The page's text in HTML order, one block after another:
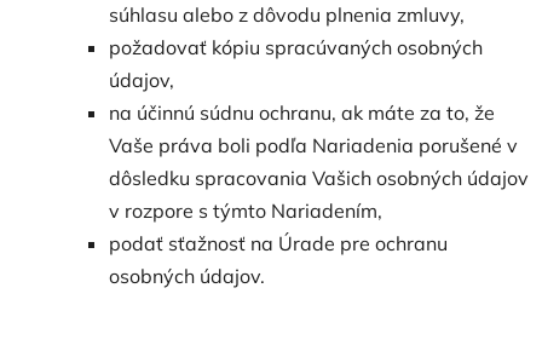
súhlasu alebo z dôvodu plnenia zmluvy,
požadovať kópiu spracúvaných osobných
údajov,
na účinnú súdnu ochranu, ak máte za to, že
Vaše práva boli podľa Nariadenia porušené v
dôsledku spracovania Vašich osobných údajov
v rozpore s týmto Nariadením,
podať sťažnosť na Úrade pre ochranu
osobných údajov.